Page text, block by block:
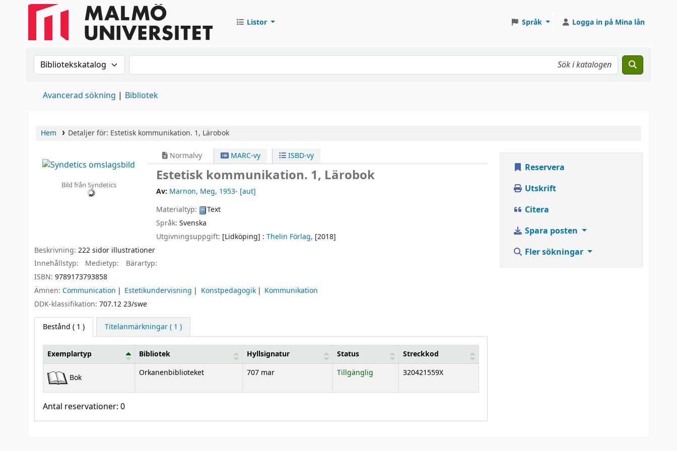
Listor Språk Logga in på Mina lån
Sök i katalogen efter:Sök i katalogen
Avancerad sökning Bibliotek
Hem Detaljer för: Estetisk kommunikation. 1, Lärobok
Bild från Syndetics
Normalvy MARC-vy ISBD-vy
Estetisk kommunikation. 1, Lärobok
Av: Marnon, Meg, 1953- [aut]
Materialtyp:
Text
Språk:Svenska
Utgivningsuppgift: [Lidköping] : Thelin Förlag, [2018]
Beskrivning: 222 sidor illustrationer
Innehållstyp:
Medietyp:
Bärartyp:
ISBN: 9789173793858
Ämnen: Communication Estetikundervisning Konstpedagogik
Kommunikation
DDK-klassifikation: 707.12 23/swe
Bestånd ( 1 ) Titelanmärkningar ( 1 )
Exemplartyp Bibliotek Hyllsignatur Status Streckkod
Bok Orkanenbiblioteket 707 mar Tillgänglig 320421559X
Antal reservationer: 0
Reservera
Utskrift
Citera
Spara posten
Fler sökningar